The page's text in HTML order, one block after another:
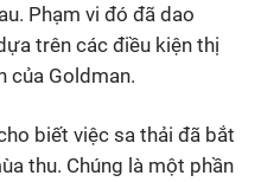
Phạm vi đó đã dao
trên các điều kiện thị
của Goldman.
biết việc sa thải đã bắt
thu. Chúng là một phần